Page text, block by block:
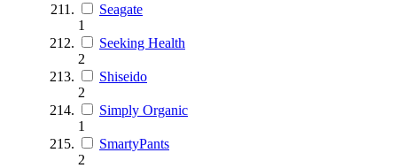
Seagate
1
Seeking Health
2
Shiseido
2
Simply Organic
1
SmartyPants
2